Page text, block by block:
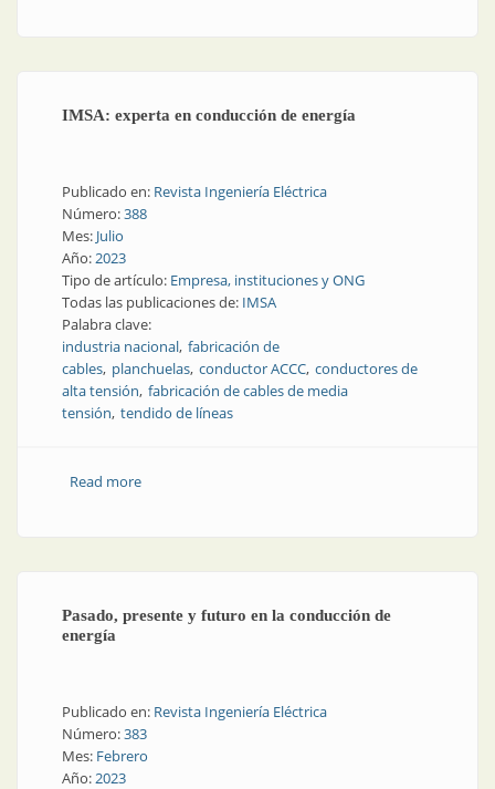
IMSA: experta en conducción de energía
Publicado en: Revista Ingeniería Eléctrica
Número:388
Mes: Julio
Año:2023
Tipo de artículo: Empresa, instituciones y ONG
Todas las publicaciones de: IMSA
Palabra clave:
industria nacional fabricación de
cables planchuelas conductor ACCC conductores de
alta tensión fabricación de cables de media
tensión tendido de líneas
Read moreabout IMSA: experta en conducción de energía
Pasado, presente y futuro en la conducción de
energía
Publicado en: Revista Ingeniería Eléctrica
Número:383
Mes: Febrero
Año:2023